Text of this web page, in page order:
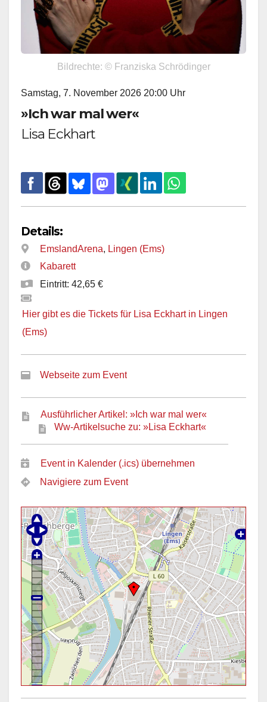
Bildrechte: © Franziska Schrödinger
Samstag, 7. November 2026 20:00 Uhr
»Ich war mal wer«
Lisa Eckhart
Details:
EmslandArena, Lingen (Ems)
Kabarett
Eintritt: 42,65 €
Hier gibt es die Tickets für Lisa Eckhart in Lingen
(Ems)
Webseite zum Event
Ausführlicher Artikel: »Ich war mal wer«
Ww-Artikelsuche zu: »Lisa Eckhart«
Event in Kalender (.ics) übernehmen
Navigiere zum Event